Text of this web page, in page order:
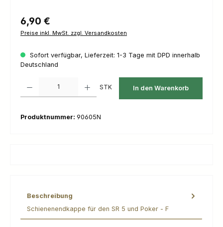
Regulärer Preis:
6,90 €
Preise inkl. MwSt. zzgl. Versandkosten
Sofort verfügbar, Lieferzeit: 1-3 Tage mit DPD innerhalb
Deutschland
STK In den Warenkorb
Produktnummer: 90605N
Beschreibung
Schienenendkappe für den SR 5 und Poker - F